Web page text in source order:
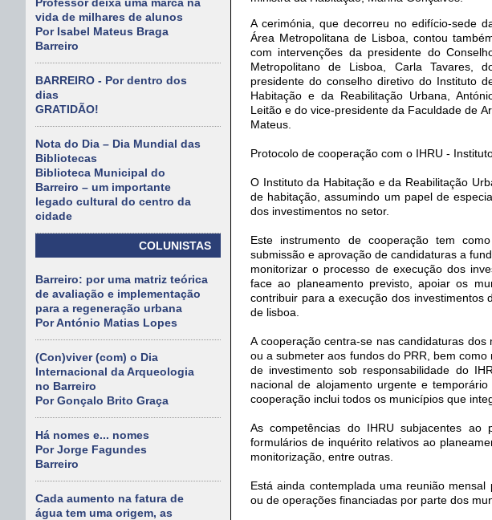
vida de milhares de alunos
Por Isabel Mateus Braga
Barreiro
BARREIRO - Por dentro dos
dias
GRATIDÃO!
Nota do Dia – Dia Mundial das
Bibliotecas
Biblioteca Municipal do
Barreiro – um importante
legado cultural do centro da
cidade
COLUNISTAS
Barreiro: por uma matriz teórica
de avaliação e implementação
para a regeneração urbana
Por António Matias Lopes
(Con)viver (com) o Dia
Internacional da Arqueologia
no Barreiro
Por Gonçalo Brito Graça
Há nomes e... nomes
Por Jorge Fagundes
Barreiro
Cada aumento na fatura de
água tem uma origem, as
A cerimónia, que decorreu no edifício-sede
Área Metropolitana de Lisboa, contou
com intervenções da presidente do
Metropolitano de Lisboa, Carla Tavares,
presidente do conselho diretivo do Instituto
Habitação e da Reabilitação Urbana,
Leitão e do vice-presidente da Faculdade de
Mateus.
Protocolo de cooperação com o IHRU -
O Instituto da Habitação e da Reabilitação
de habitação, assumindo um papel de
dos investimentos no setor.
Este instrumento de cooperação tem
submissão e aprovação de candidaturas a
monitorizar o processo de execução dos
face ao planeamento previsto, apoiar os
contribuir para a execução dos investimentos
de lisboa.
A cooperação centra-se nas candidaturas
ou a submeter aos fundos do PRR, bem
de investimento sob responsabilidade do
nacional de alojamento urgente e
cooperação inclui todos os municípios que
As competências do IHRU subjacentes ao
formulários de inquérito relativos ao
monitorização, entre outras.
Está ainda contemplada uma reunião
ou de operações financiadas por parte dos